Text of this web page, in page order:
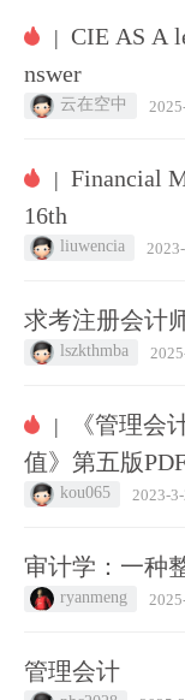
| CIE AS A
nswer
云在空中
| Financial
16th
liuwencia
求考注册会计
lszkthmba
|
《管理会
值》第五版
kou065 2023-
审计学：一种
ryanmeng
管理会计